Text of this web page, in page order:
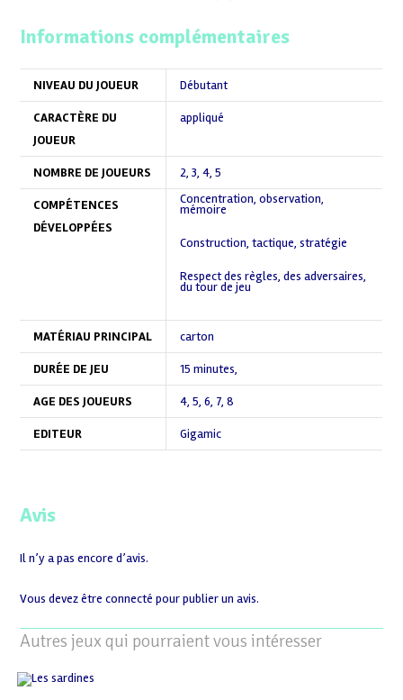
Informations complémentaires
NIVEAU DU JOUEUR Débutant
CARACTÈRE DU
JOUEUR
appliqué
NOMBRE DE JOUEURS 2,3,4,5
COMPÉTENCES
DÉVELOPPÉES
Concentration, observation,
mémoire
Construction, tactique, stratégie
Respect des règles, des adversaires,
du tour de jeu
MATÉRIAU PRINCIPAL carton
DURÉE DE JEU 15 minutes,
AGE DES JOUEURS 4,5,6, 7,8
EDITEUR Gigamic
Avis
Il n’y a pas encore d’avis.
Vous devez êtreconnecté pour publier un avis.
Autres jeux qui pourraient vous intéresser